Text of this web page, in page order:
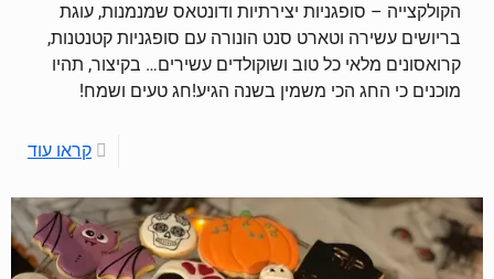
הקולקצייה – סופגניות יצירתיות ודונטאס שמנמנות, עוגת
בריושים עשירה וטארט סנט הונורה עם סופגניות קטנטנות,
קרואסונים מלאי כל טוב ושוקולדים עשירים… בקיצור, תהיו
מוכנים כי החג הכי משמין בשנה הגיע!חג טעים ושמח!
קראו עוד